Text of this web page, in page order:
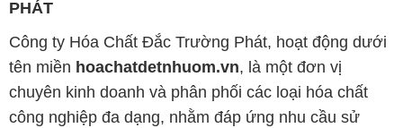
PHÁT
Công ty Hóa Chất Đắc Trường Phát, hoạt động dưới
tên miền hoachatdetnhuom.vn, là một đơn vị
chuyên kinh doanh và phân phối các loại hóa chất
công nghiệp đa dạng, nhằm đáp ứng nhu cầu sử